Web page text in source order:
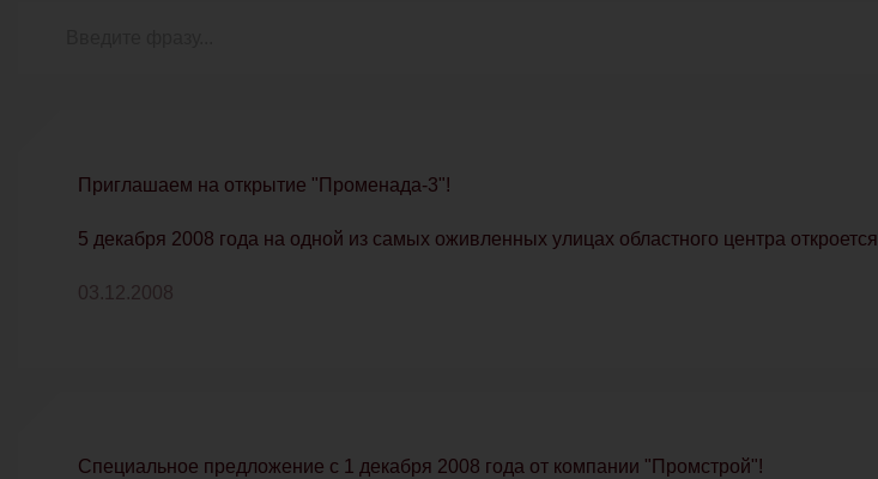
Приглашаем на открытие "Променада-3"!
5 декабря 2008 года на одной из самых оживленных улицах областного центра
03.12.2008
Специальное предложение с 1 декабря 2008 года от компании "Промстрой"!